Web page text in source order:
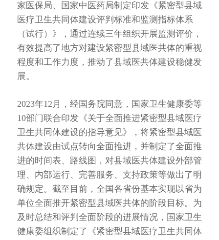
家医保局、国家中医药局制定印发《紧密型县域
医疗卫生共同体建设评判标准和监测指标体系
（试行）》，通过连续三年组织开展监测评价，
有效提高了地方对建设紧密型县域医共体的重视
程度和工作力度，推动了县域医共体建设稳健发
展。
2023年12月，经国务院同意，国家卫生健康委等
10部门联合印发《关于全面推进紧密型县域医疗
卫生共同体建设的指导意见》，将紧密型县域医
共体建设由试点转向全面推进，并制定了全面推
进的时间表、路线图，对县域医共体建设外部管
理、内部运行、完善服务、支持政策等做出了明
确规定。截至目前，全国各省份基本实现以省为
单位全面推开紧密型县域医共体的阶段目标。为
及时总结和评判全面阶段的进展情况，国家卫生
健康委组织制定了《紧密型县域医疗卫生共同体